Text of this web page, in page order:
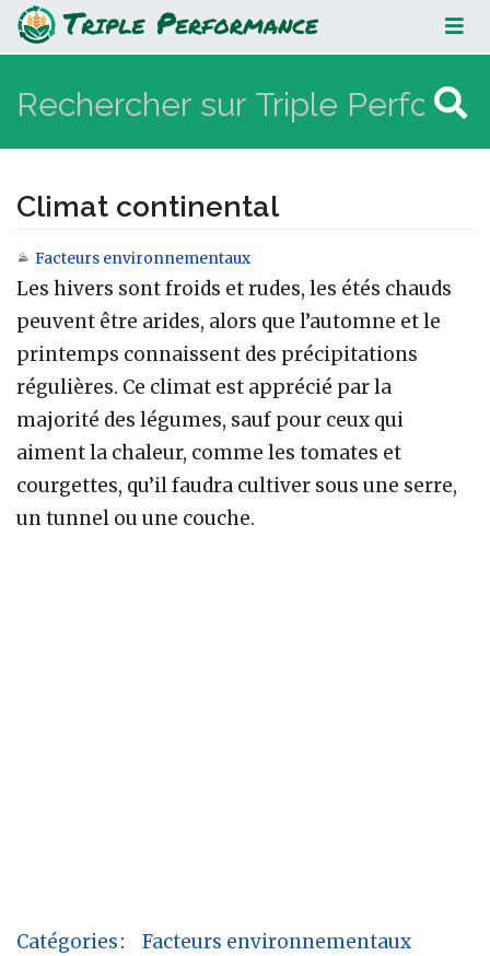
Climat continental
Climat continental
Aller à :navigation,rechercher
Facteurs environnementaux
Les hivers sont froids et rudes, les étés chauds
peuvent être arides, alors que l’automne et le
printemps connaissent des précipitations
régulières. Ce climat est apprécié par la
majorité des légumes, sauf pour ceux qui
aiment la ­chaleur, comme les tomates et
courgettes, qu’il faudra cultiver sous une serre,
un tunnel ou une couche.
Catégories:
Facteurs environnementaux